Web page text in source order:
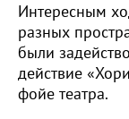
Интересным
разных
были
действие
фойе театра.